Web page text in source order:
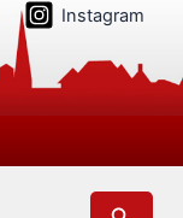
Instagram
Suchen